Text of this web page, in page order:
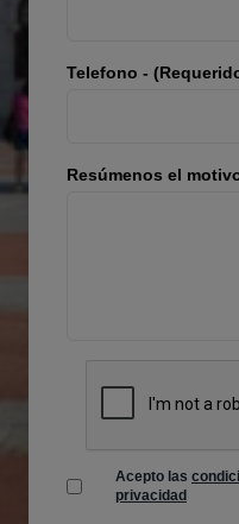
Telefono -
Resúmenos el
Acepto las
privacidad